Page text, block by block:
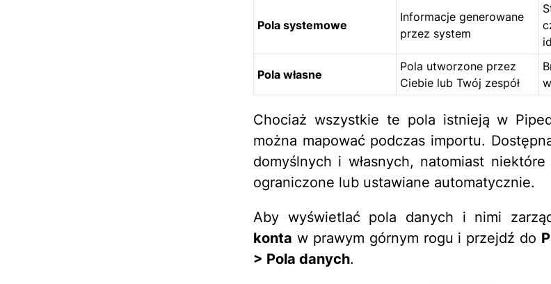
Pola systemowe
Informacje generowane
przez system
Pola własne
Pola utworzone przez
Ciebie lub Twój zespół
Chociaż wszystkie te pola istnieją w
można mapować podczas importu.
domyślnych i własnych, natomiast
ograniczone lub ustawiane automatycznie.
Aby wyświetlać pola danych i nimi
konta w prawym górnym rogu i przejdź do
> Pola danych.